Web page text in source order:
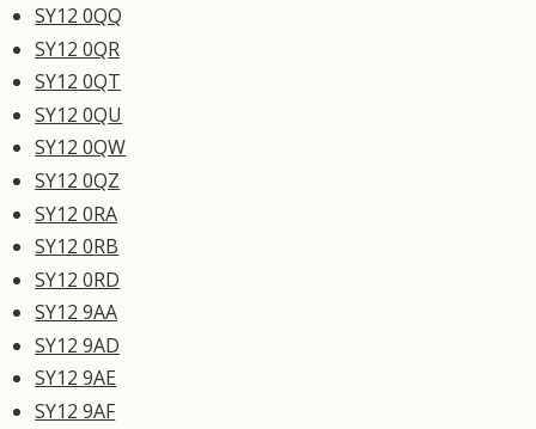
SY12 0QQ
SY12 0QR
SY12 0QT
SY12 0QU
SY12 0QW
SY12 0QZ
SY12 0RA
SY12 0RB
SY12 0RD
SY12 9AA
SY12 9AD
SY12 9AE
SY12 9AF